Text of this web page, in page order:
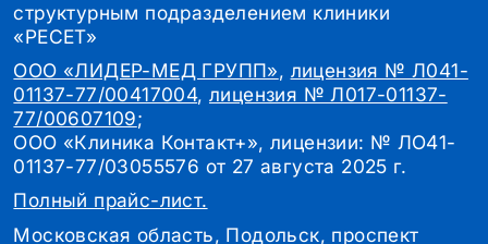
структурным подразделением клиники
«РЕСЕТ»
ООО «ЛИДЕР-МЕД ГРУПП», лицензия № Л041-
01137-77/00417004, лицензия № Л017-01137-
77/00607109;
ООО «Клиника Контакт+», лицензии: № ЛО41-
01137-77/03055576 от 27 августа 2025 г.
Полный прайс-лист.
Московская область, Подольск, проспект